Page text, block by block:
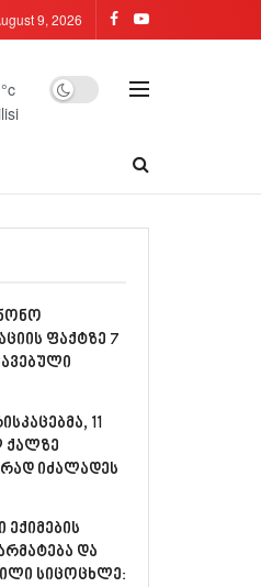
9, 2026
°c
ფაქტზე 7
11
ქალზე
იძალადეს
და
სიცოცხლე: